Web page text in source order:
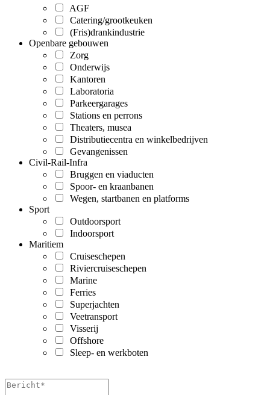
AGF
Catering/grootkeuken
(Fris)drankindustrie
Openbare gebouwen
Zorg
Onderwijs
Kantoren
Laboratoria
Parkeergarages
Stations en perrons
Theaters, musea
Distributiecentra en winkelbedrijven
Gevangenissen
Civil-Rail-Infra
Bruggen en viaducten
Spoor- en kraanbanen
Wegen, startbanen en platforms
Sport
Outdoorsport
Indoorsport
Maritiem
Cruiseschepen
Riviercruiseschepen
Marine
Ferries
Superjachten
Veetransport
Visserij
Offshore
Sleep- en werkboten